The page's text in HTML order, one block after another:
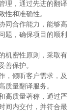
理，通过先进的翻译
性和准确性。
同合作能力，能够高
题，确保项目的顺利
机密性原则，采取有
善保护。
，倾听客户需求，及
质量翻译服务。
高质量著称，通过严
间内交付，并符合最